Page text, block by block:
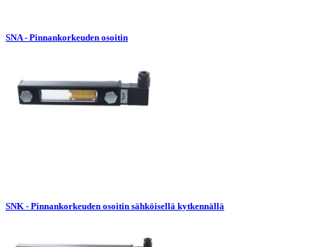
SNA - Pinnankorkeuden osoitin
SNK - Pinnankorkeuden osoitin sähköisellä kytkennällä